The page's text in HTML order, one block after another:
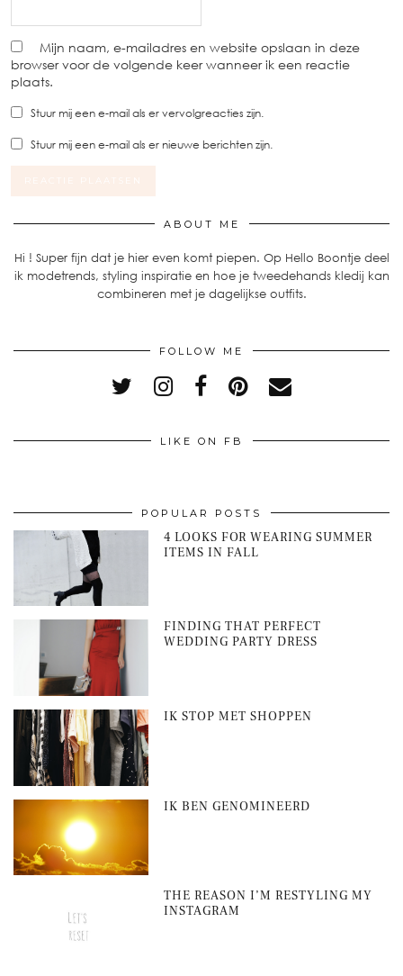
Mijn naam, e-mailadres en website opslaan in deze
browser voor de volgende keer wanneer ik een reactie
plaats.
Stuur mij een e-mail als er vervolgreacties zijn.
Stuur mij een e-mail als er nieuwe berichten zijn.
ABOUT ME
Hi ! Super fijn dat je hier even komt piepen. Op Hello Boontje deel
ik modetrends, styling inspiratie en hoe je tweedehands kledij kan
combineren met je dagelijkse outfits.
FOLLOW ME
LIKE ON FB
POPULAR POSTS
4 LOOKS FOR WEARING SUMMER
ITEMS IN FALL
FINDING THAT PERFECT
WEDDING PARTY DRESS
IK STOP MET SHOPPEN
IK BEN GENOMINEERD
THE REASON I’M RESTYLING MY
INSTAGRAM